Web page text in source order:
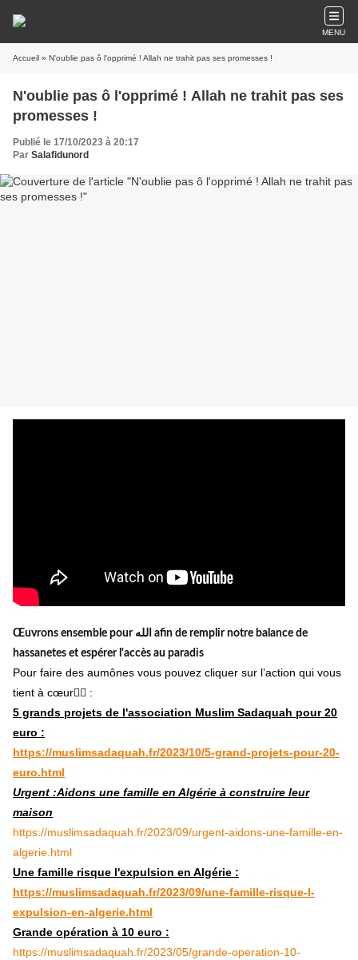
MENU
Accueil » N'oublie pas ô l'opprimé ! Allah ne trahit pas ses promesses !
N'oublie pas ô l'opprimé ! Allah ne trahit pas ses
promesses !
Publié le 17/10/2023 à 20:17
Par Salafidunord
Œuvrons ensemble pour الله afin de remplir notre balance de
hassanetes et espérer l'accès au paradis
Pour faire des aumônes vous pouvez cliquer sur l’action qui vous
tient à cœur👇🏼 :
5 grands projets de l'association Muslim Sadaquah pour 20
euro :
https://muslimsadaquah.fr/2023/10/5-grand-projets-pour-20-
euro.html
Urgent :Aidons une famille en Algérie à construire leur
maison
https://muslimsadaquah.fr/2023/09/urgent-aidons-une-famille-en-
algerie.html
Une famille risque l'expulsion en Algérie :
https://muslimsadaquah.fr/2023/09/une-famille-risque-l-
expulsion-en-algerie.html
Grande opération à 10 euro :
https://muslimsadaquah.fr/2023/05/grande-operation-10-